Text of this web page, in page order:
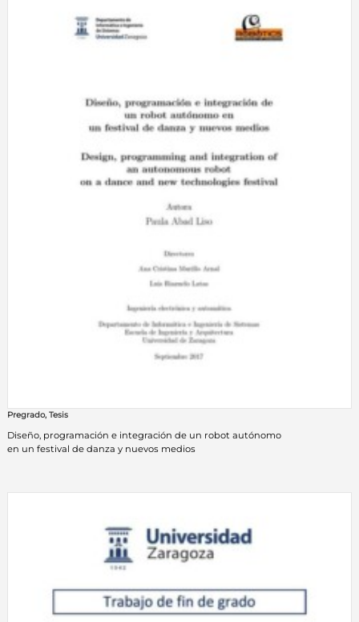
Pregrado, Tesis
Diseño, programación e integración de un robot autónomo
en un festival de danza y nuevos medios